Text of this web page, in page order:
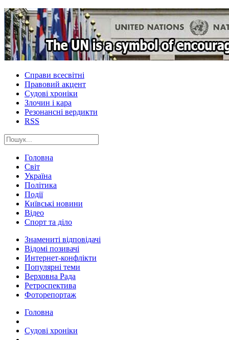
Справи всесвітні
Правовий акцент
Судові хроніки
Злочин і кара
Резонансні вердикти
RSS
Головна
Світ
Україна
Політика
Події
Київські новини
Відео
Спорт та діло
Знамениті відповідачі
Відомі позивачі
Интернет-конфлікти
Популярні теми
Верховна Рада
Ретроспектива
Фоторепортаж
Головна
Судові хроніки